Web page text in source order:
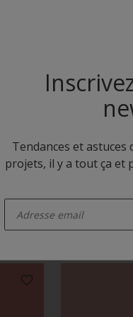
C4.14.71
Tendances et
projets, il y a tout ça et